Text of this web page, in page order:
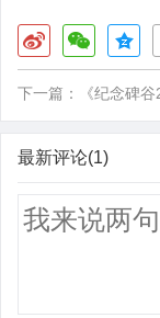
下一篇： 《纪念碑
最新评论(1)